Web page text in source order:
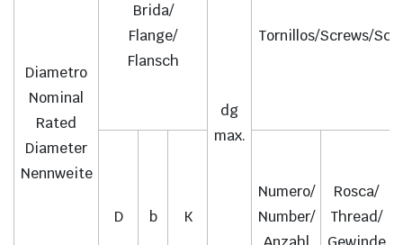
Diametro
Nominal
Rated
Diameter
Nennweite
Brida/
Flange/
Flansch
dg
max.
Tornillos/Screws/
D b K
Numero/
Number/
Rosca/
Thread/